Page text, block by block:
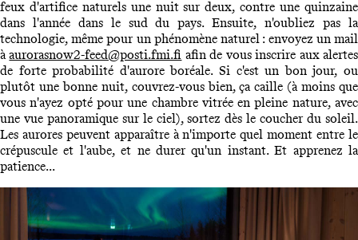
feux d'artifice naturels une nuit sur deux, contre une quinzaine
dans l'année dans le sud du pays. Ensuite, n'oubliez pas la
technologie, même pour un phénomène naturel : envoyez un mail
àaurorasnow2-feed@posti.fmi.fi afin de vous inscrire aux alertes
de forte probabilité d'aurore boréale. Si c'est un bon jour, ou
plutôt une bonne nuit, couvrez-vous bien, ça caille (à moins que
vous n'ayez opté pour une chambre vitrée en pleine nature, avec
une vue panoramique sur le ciel), sortez dès le coucher du soleil.
Les aurores peuvent apparaître à n'importe quel moment entre le
crépuscule et l'aube, et ne durer qu'un instant. Et apprenez la
patience...